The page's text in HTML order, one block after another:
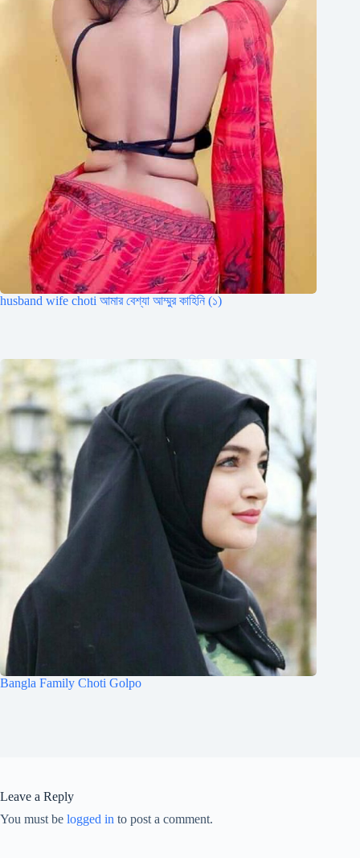
husband wife choti আমার বেশ্যা আম্মুর কাহিনি (১)
Bangla Family Choti Golpo
Leave a Reply
You must be logged in to post a comment.